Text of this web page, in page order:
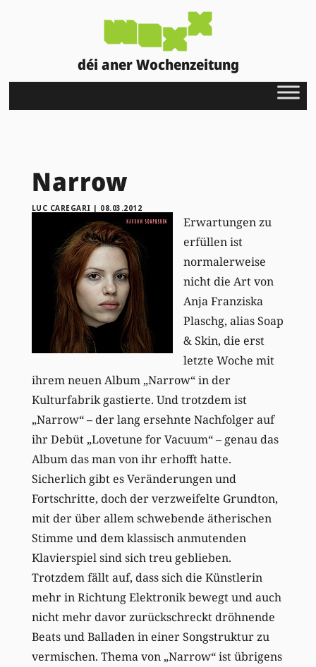
déi aner Wochenzeitung
Narrow
LUC CAREGARI | 08.03.2012
Erwartungen zu
erfüllen ist
normalerweise
nicht die Art von
Anja Franziska
Plaschg, alias Soap
& Skin, die erst
letzte Woche mit
ihrem neuen Album „Narrow“ in der
Kulturfabrik gastierte. Und trotzdem ist
„Narrow“ – der lang ersehnte Nachfolger auf
ihr Debüt „Lovetune for Vacuum“ – genau das
Album das man von ihr erhofft hatte.
Sicherlich gibt es Veränderungen und
Fortschritte, doch der verzweifelte Grundton,
mit der über allem schwebende ätherischen
Stimme und dem klassisch anmutenden
Klavierspiel sind sich treu geblieben.
Trotzdem fällt auf, dass sich die Künstlerin
mehr in Richtung Elektronik bewegt und auch
nicht mehr davor zurückschreckt dröhnende
Beats und Balladen in einer Songstruktur zu
vermischen. Thema von „Narrow“ ist übrigens